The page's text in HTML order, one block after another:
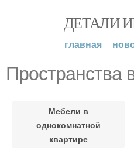
ДЕТАЛИ
главная
Пространства
Мебели в
однокомнатной
квартире